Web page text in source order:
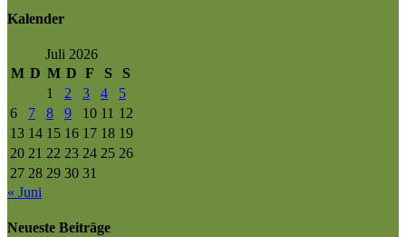
Kalender
Juli 2026
M D M D F S
S
1
2 3 4
5
6
7 8 9 10 11 12
13 14 15 16 17 18 19
20 21 22 23 24 25 26
27 28 29 30 31
« Juni
Neueste Beiträge